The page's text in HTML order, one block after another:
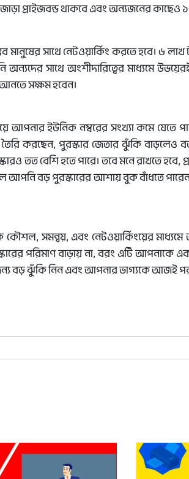
প্রাইজবন্ড থাকবে এবং অন্যজনের কাছেও
সাথে নেটওয়ার্কিং করতে হবে। ৬
সাথে অংশীদারিত্বের মাধ্যমে
সক্ষম হবেন।
আপনার ইউনিক নম্বরের সংখ্যা কমে যেতে
তৈরি করছেন, পুরস্কার জেতার ঝুঁকি বাড়লেও
তত বেশি হতে পারে। তবে মনে রাখতে হবে,
আপনি বড় পুরস্কারের আশায় বুক বাঁধতে
কৌশল, সমন্বয়, এবং নেটওয়ার্কিংয়ের
পরিমাণ বাড়ায় না, বরং এটি আপনাকে
জন্য বড় ঝুঁকি নিন এবং আপনার ভাগ্যকে আজই